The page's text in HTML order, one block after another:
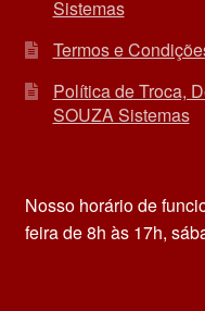
Sistemas
Termos e
Política de Troca,
SOUZA Sistemas
Nosso horário de
feira de 8h às 17h,